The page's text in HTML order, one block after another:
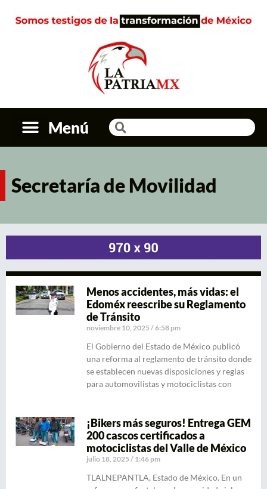
Menú
Secretaría de Movilidad
Menos accidentes, más vidas: el
Edoméx reescribe su Reglamento
de Tránsito
noviembre 10, 2025 6:58 pm
El Gobierno del Estado de México publicó
una reforma al reglamento de tránsito donde
se establecen nuevas disposiciones y reglas
para automovilistas y motociclistas con
¡Bikers más seguros! Entrega GEM
200 cascos certificados a
motociclistas del Valle de México
julio 18, 2025 1:46 pm
TLALNEPANTLA, Estado de México. En un